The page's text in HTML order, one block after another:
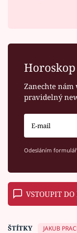
Zanechte nám
pravidelný
Odesláním
VSTOUPIT
ŠTÍTKY JAKUB